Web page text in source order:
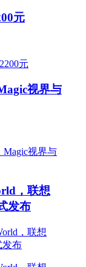
元
视界与
，联想
发布